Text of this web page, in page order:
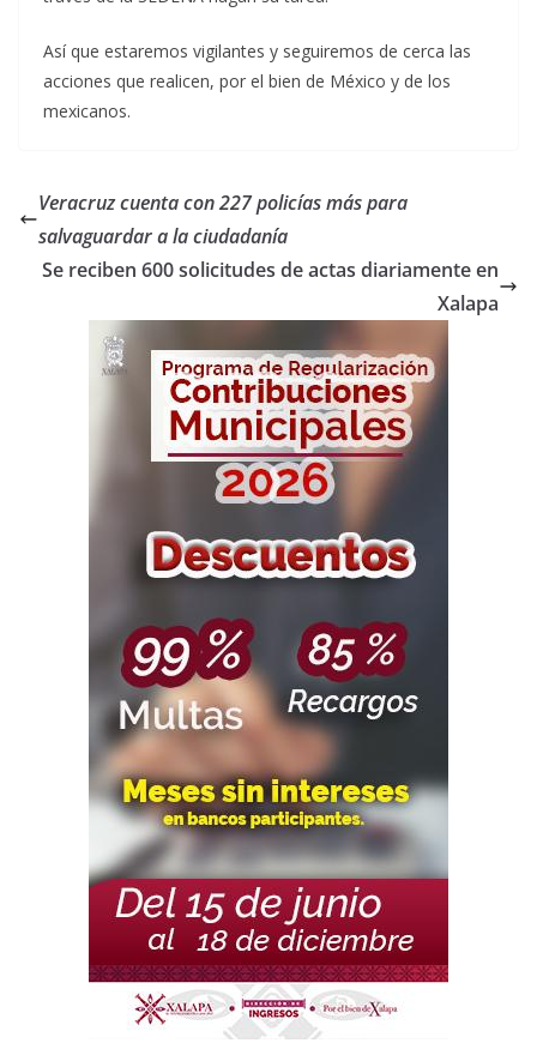
Así que estaremos vigilantes y seguiremos de cerca las
acciones que realicen, por el bien de México y de los
mexicanos.
Veracruz cuenta con 227 policías más para
salvaguardar a la ciudadanía
Se reciben 600 solicitudes de actas diariamente en
Xalapa